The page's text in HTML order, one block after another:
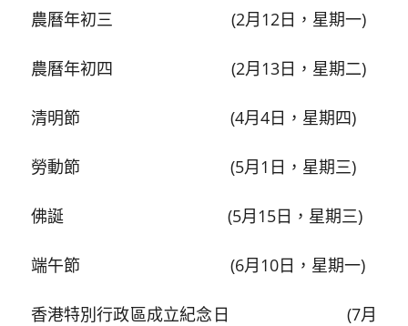
農曆年初三 (2月12日，星期一)
農曆年初四 (2月13日，星期二)
清明節 (4月4日，星期四)
勞動節 (5月1日，星期三)
佛誕 (5月15日，星期三)
端午節 (6月10日，星期一)
香港特別行政區成立紀念日 (7月